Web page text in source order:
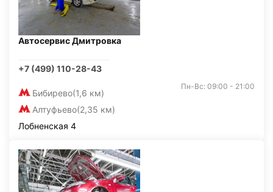
Автосервис Дмитровка
+7 (499) 110-28-43
Бибирево(1,6 км)
Алтуфьево(2,35 км)
Пн-Вс: 09:00 - 21:00
Лобненская 4